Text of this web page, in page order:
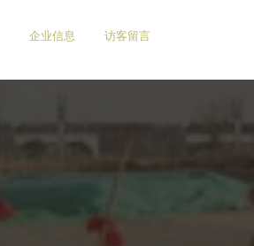
企业信息 访客留言